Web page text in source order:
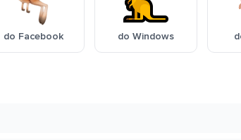
do Facebook do Windows